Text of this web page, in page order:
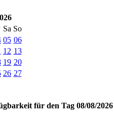
Sa So
05 06
12 13
19 20
26 27
für den Tag 08/08/2026